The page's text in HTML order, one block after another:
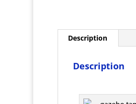
Description
Description